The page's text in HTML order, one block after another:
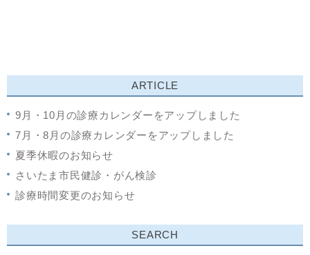
ARTICLE
9月・10月の診療カレンダーをアップしました
7月・8月の診療カレンダーをアップしました
夏季休暇のお知らせ
さいたま市民健診・がん検診
診療時間変更のお知らせ
SEARCH